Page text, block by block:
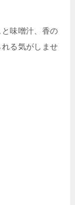
味噌汁、香の
る気がしませ